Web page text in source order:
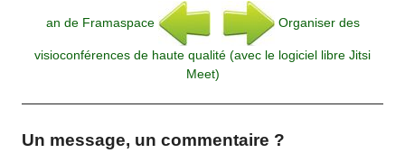
an de Framaspace Organiser des
visioconférences de haute qualité (avec le logiciel libre Jitsi
Meet)
Un message, un commentaire ?